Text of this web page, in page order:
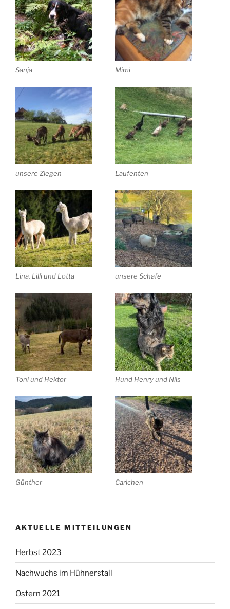
Sanja Mimi
unsere Ziegen Laufenten
Lina, Lilli und Lotta unsere Schafe
Toni und Hektor Hund Henry und Nils
Günther Carlchen
AKTUELLE MITTEILUNGEN
Herbst 2023
Nachwuchs im Hühnerstall
Ostern 2021